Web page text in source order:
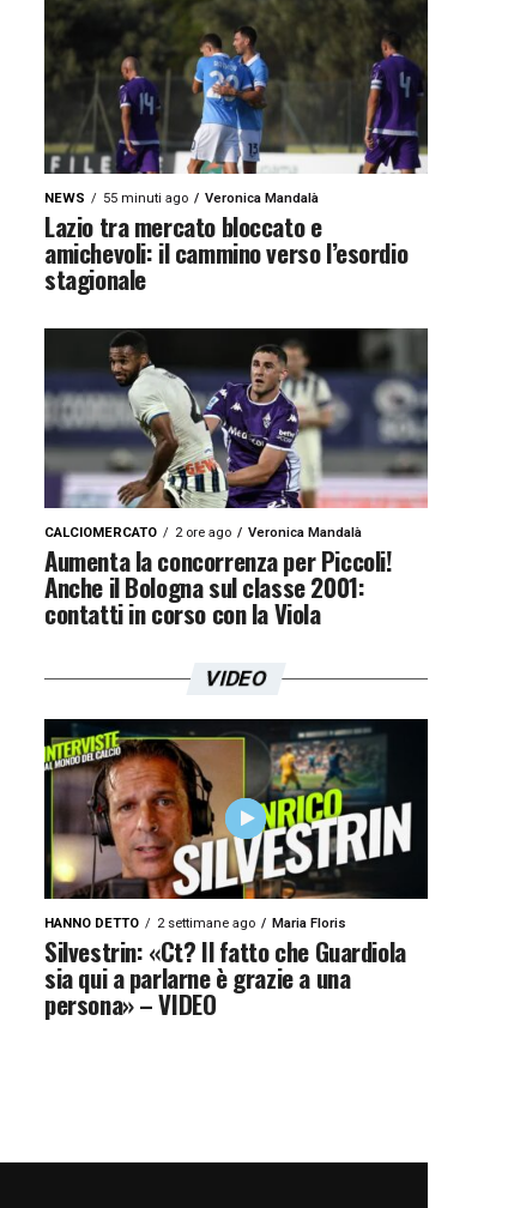
NEWS 55 minuti ago Veronica Mandalà
Lazio tra mercato bloccato e
amichevoli: il cammino verso l’esordio
stagionale
CALCIOMERCATO 2 ore ago Veronica Mandalà
Aumenta la concorrenza per Piccoli!
Anche il Bologna sul classe 2001:
contatti in corso con la Viola
VIDEO
HANNO DETTO 2 settimane ago Maria Floris
Silvestrin: «Ct? Il fatto che Guardiola
sia qui a parlarne è grazie a una
persona» – VIDEO